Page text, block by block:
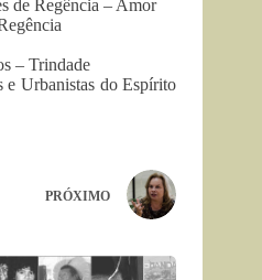
de Regência – Amor
– Trindade
e Urbanistas do Espírito
PRÓXIMO